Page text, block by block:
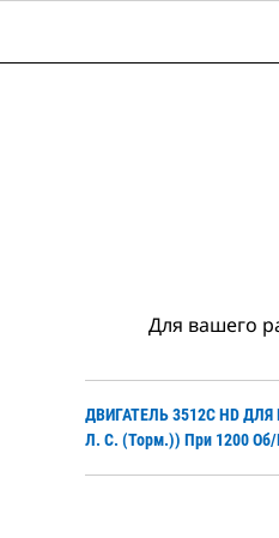
Для вашего
ДВИГАТЕЛЬ 3512C HD
Л. С. (торм.)) При 1200